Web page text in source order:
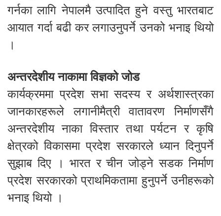
गर्नका लागि नेपालमै उत्पादित हुने वस्तु भारतबाट
आयात गर्दा बढी कर लगाउनुपर्ने उनको भनाइ थियो
।
अन्तरदेशीय नाकामा विज्ञको जोड
कार्यक्रममा प्रदेश सभा सदस्य र अर्थशास्त्रका
जानकारहरूले लगानीमैत्री वातावरण निर्माणसँगै
अन्तरदेशीय नाका विस्तार तथा पर्यटन र कृषि
क्षेत्रको विकासमा प्रदेश सरकारले ध्यान दिनुपर्ने
सुझाब दिए । भारत र चीन जोड्ने सडक निर्माण
प्रदेश सरकारको प्राथमिकतामा हुनुपर्ने उनीहरूको
भनाइ थियो ।